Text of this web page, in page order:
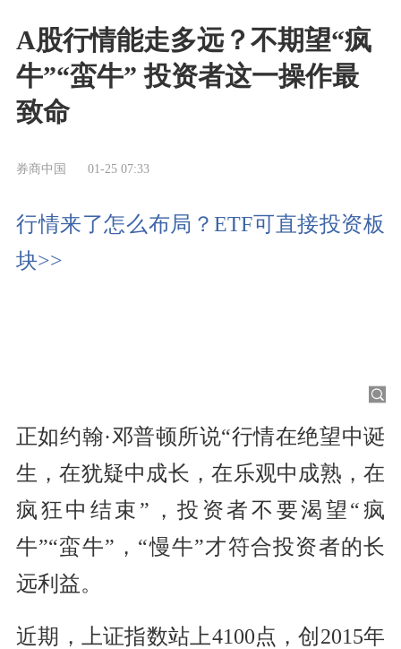
A股行情能走多远？不期望“疯
牛”“蛮牛” 投资者这一操作最
致命
券商中国 01-25 07:33
行情来了怎么布局？ETF可直接投资板
块>>
正如约翰·邓普顿所说“行情在绝望中诞
生，在犹疑中成长，在乐观中成熟，在
疯狂中结束”，投资者不要渴望“疯
牛”“蛮牛”，“慢牛”才符合投资者的长
远利益。
近期，上证指数站上4100点，创2015年